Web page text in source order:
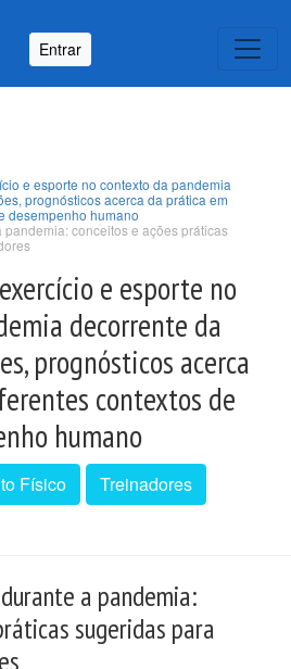
Entrar
e esporte no contexto da pandemia
prognósticos acerca da prática em
desempenho humano
conceitos e ações práticas
e esporte no
decorrente da
prognósticos acerca
contextos de
humano
Físico Treinadores
a pandemia:
sugeridas para